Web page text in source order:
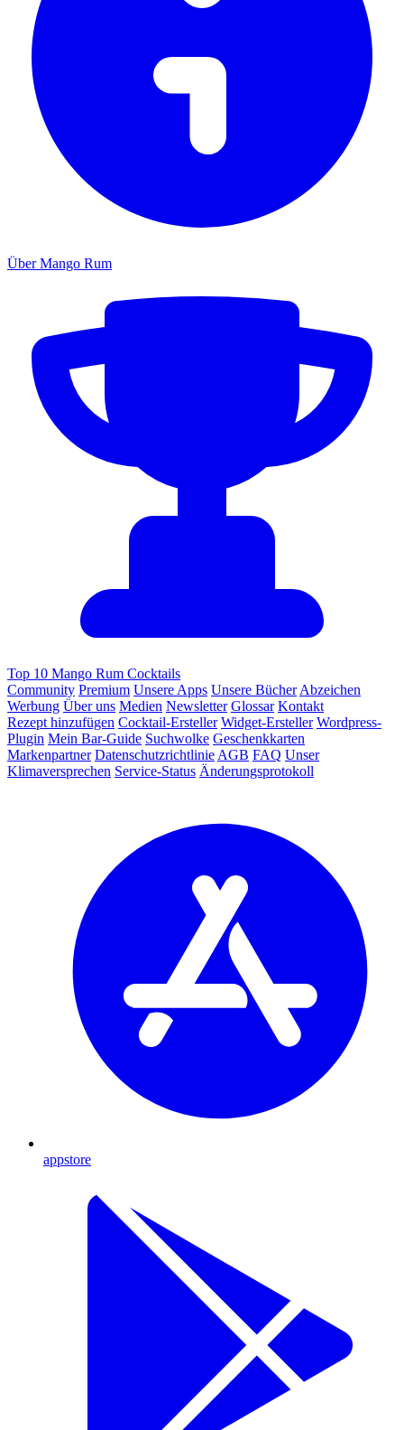
Über Mango Rum
Top 10 Mango Rum Cocktails
Community Premium Unsere Apps Unsere Bücher Abzeichen
Werbung Über uns Medien Newsletter Glossar Kontakt
Rezept hinzufügen Cocktail-Ersteller Widget-Ersteller Wordpress-
Plugin Mein Bar-Guide Suchwolke Geschenkkarten
Markenpartner Datenschutzrichtlinie AGB FAQ Unser
Klimaversprechen Service-Status Änderungsprotokoll
appstore